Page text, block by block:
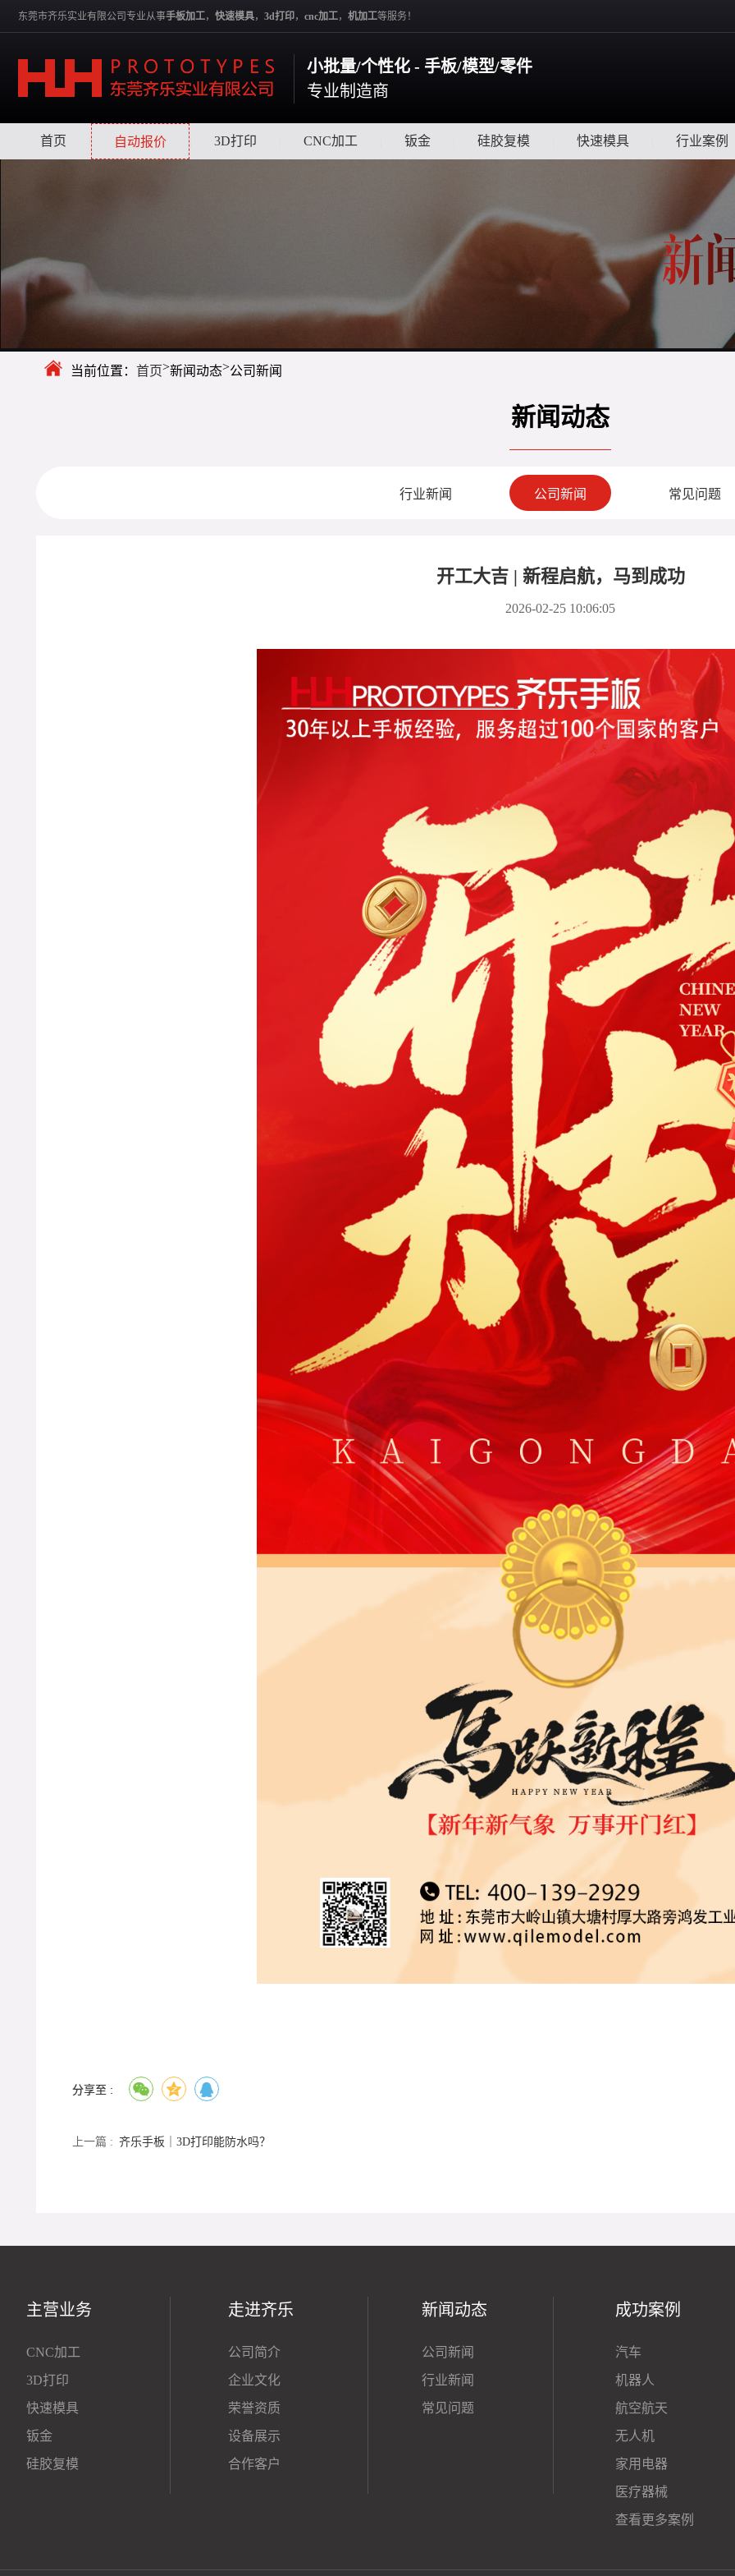
东莞市齐乐实业有限公司专业从事手板加工， 快速模具， 3d打印， cnc加工， 机加工等服务！
小批量/个性化 - 手板/模型/零件
专业制造商
首页 自动报价 3D打印 CNC加工 钣金 硅胶复模 快速模具 行业案例
当前位置： 首页>新闻动态>公司新闻
新闻动态
行业新闻 公司新闻 常见问题
开工大吉 | 新程启航，马到成功
2026-02-25 10:06:05
分享至 :
上一篇 : 齐乐手板｜3D打印能防水吗？
主营业务
CNC加工
3D打印
快速模具
钣金
硅胶复模
走进齐乐
公司简介
企业文化
荣誉资质
设备展示
合作客户
新闻动态
公司新闻
行业新闻
常见问题
成功案例
汽车
机器人
航空航天
无人机
家用电器
医疗器械
查看更多案例